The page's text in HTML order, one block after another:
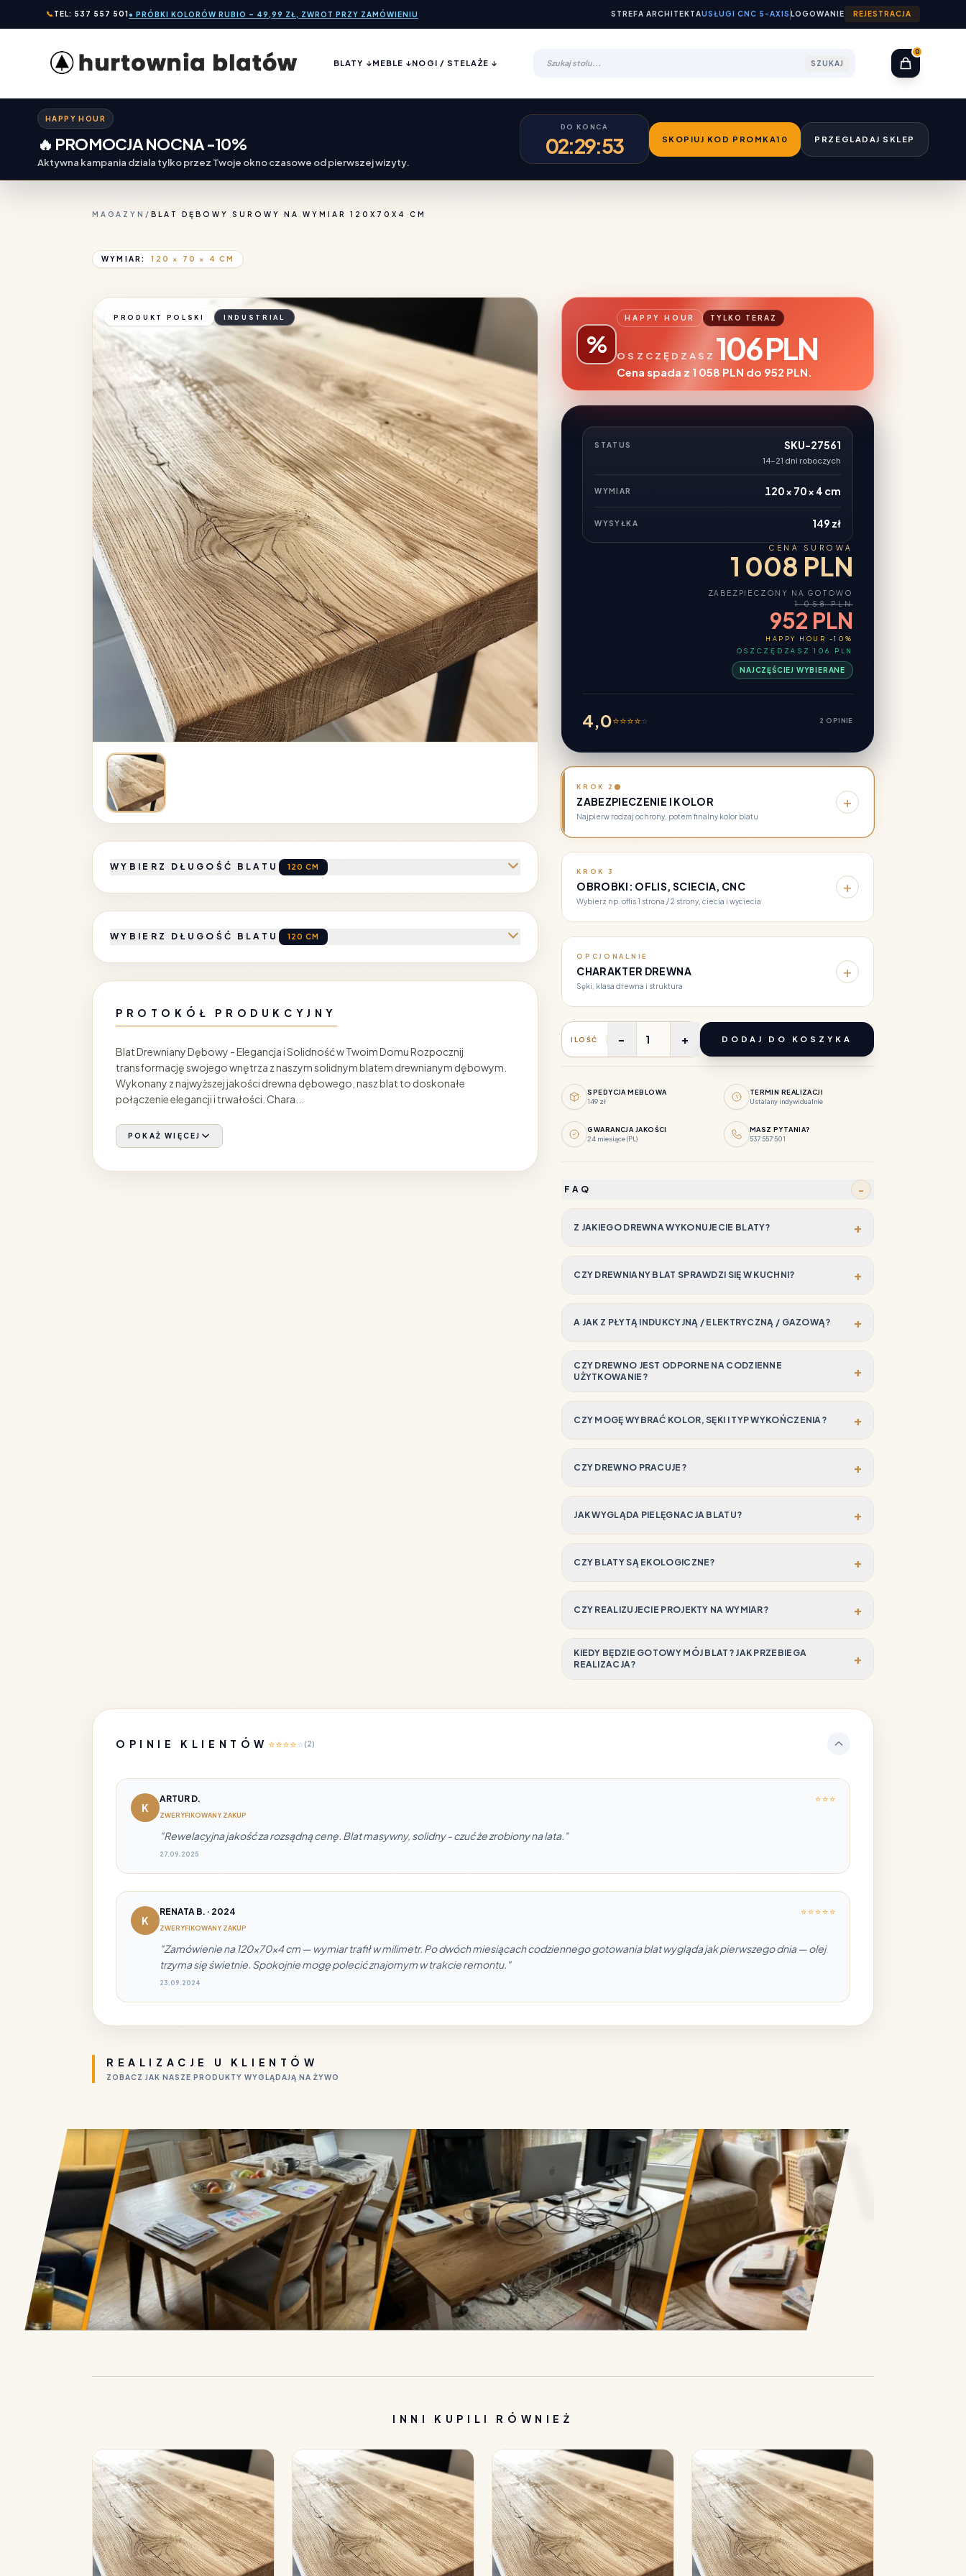
📞 TEL: 537 557 501 ● PRÓBKI KOLORÓW RUBIO – 49,99 ZŁ, ZWROT PRZY ZAMÓWIENIU STREFA ARCHITEKTAUSŁUGI CNC 5-AXIS LOGOWANIE REJESTRACJA
BLATY ↓MEBLE ↓NOGI / STELAŻE ↓ SZUKAJ
0
HAPPY HOUR
🔥 PROMOCJA NOCNA -10%
Aktywna kampania dziala tylko przez Twoje okno czasowe od pierwszej wizyty.
DO KONCA
02:29:51 SKOPIUJ KOD PROMKA10 PRZEGLADAJ SKLEP
MAGAZYN / BLAT DĘBOWY SUROWY NA WYMIAR 120X70X4 CM
WYMIAR: 120 × 70 × 4 CM
PRODUKT POLSKI INDUSTRIAL
WYBIERZ DŁUGOŚĆ BLATU 120 CM
WYBIERZ DŁUGOŚĆ BLATU 120 CM
PROTOKÓŁ PRODUKCYJNY
Blat Drewniany Dębowy - Elegancja i Solidność w Twoim Domu Rozpocznij
transformację swojego wnętrza z naszym solidnym blatem drewnianym dębowym.
Wykonany z najwyższej jakości drewna dębowego, nasz blat to doskonałe
połączenie elegancji i trwałości. Chara...
POKAŻ WIĘCEJ
%
HAPPY HOUR TYLKO TERAZ
OSZCZĘDZASZ 106 PLN
Cena spada z 1 058 PLN do 952 PLN.
STATUS SKU-27561
14-21 dni roboczych
WYMIAR 120 × 70 × 4 cm
WYSYŁKA 149 zł
CENA SUROWA
1 008 PLN
ZABEZPIECZONY NA GOTOWO
1 058 PLN
952 PLN
HAPPY HOUR -10%
OSZCZĘDZASZ 106 PLN
NAJCZĘŚCIEJ WYBIERANE
4,0⭐⭐⭐⭐⭐ 2 OPINIE
KROK 2
ZABEZPIECZENIE I KOLOR
Najpierw rodzaj ochrony, potem finalny kolor blatu
+
KROK 3
OBROBKI: OFLIS, SCIECIA, CNC
Wybierz np. oflis 1 strona / 2 strony, ciecia i wyciecia
+
OPCJONALNIE
CHARAKTER DREWNA
Sęki, klasa drewna i struktura
+
ILOŚĆ - + DODAJ DO KOSZYKA
SPEDYCJA MEBLOWA
149 zł
TERMIN REALIZACJI
Ustalany indywidualnie
GWARANCJA JAKOŚCI
24 miesiące (PL)
MASZ PYTANIA?
537 557 501
FAQ −
Z JAKIEGO DREWNA WYKONUJECIE BLATY? +
CZY DREWNIANY BLAT SPRAWDZI SIĘ W KUCHNI? +
A JAK Z PŁYTĄ INDUKCYJNĄ / ELEKTRYCZNĄ / GAZOWĄ? +
CZY DREWNO JEST ODPORNE NA CODZIENNE
UŻYTKOWANIE?
+
CZY MOGĘ WYBRAĆ KOLOR, SĘKI I TYP WYKOŃCZENIA? +
CZY DREWNO PRACUJE? +
JAK WYGLĄDA PIELĘGNACJA BLATU? +
CZY BLATY SĄ EKOLOGICZNE? +
CZY REALIZUJECIE PROJEKTY NA WYMIAR? +
KIEDY BĘDZIE GOTOWY MÓJ BLAT? JAK PRZEBIEGA
REALIZACJA?
+
OPINIE KLIENTÓW ⭐⭐⭐⭐⭐(2)
K
ARTUR D.
ZWERYFIKOWANY ZAKUP
⭐ ⭐ ⭐
"Rewelacyjna jakość za rozsądną cenę. Blat masywny, solidny - czuć że zrobiony na lata."
27.09.2025
K
RENATA B. · 2024
ZWERYFIKOWANY ZAKUP
⭐ ⭐ ⭐ ⭐ ⭐
"Zamówienie na 120×70×4 cm — wymiar trafił w milimetr. Po dwóch miesiącach codziennego gotowania blat wygląda jak pierwszego dnia — olej
trzyma się świetnie. Spokojnie mogę polecić znajomym w trakcie remontu."
23.09.2024
REALIZACJE U KLIENTÓW
ZOBACZ JAK NASZE PRODUKTY WYGLĄDAJĄ NA ŻYWO
• DESIGN •
INNI KUPILI RÓWNIEŻ